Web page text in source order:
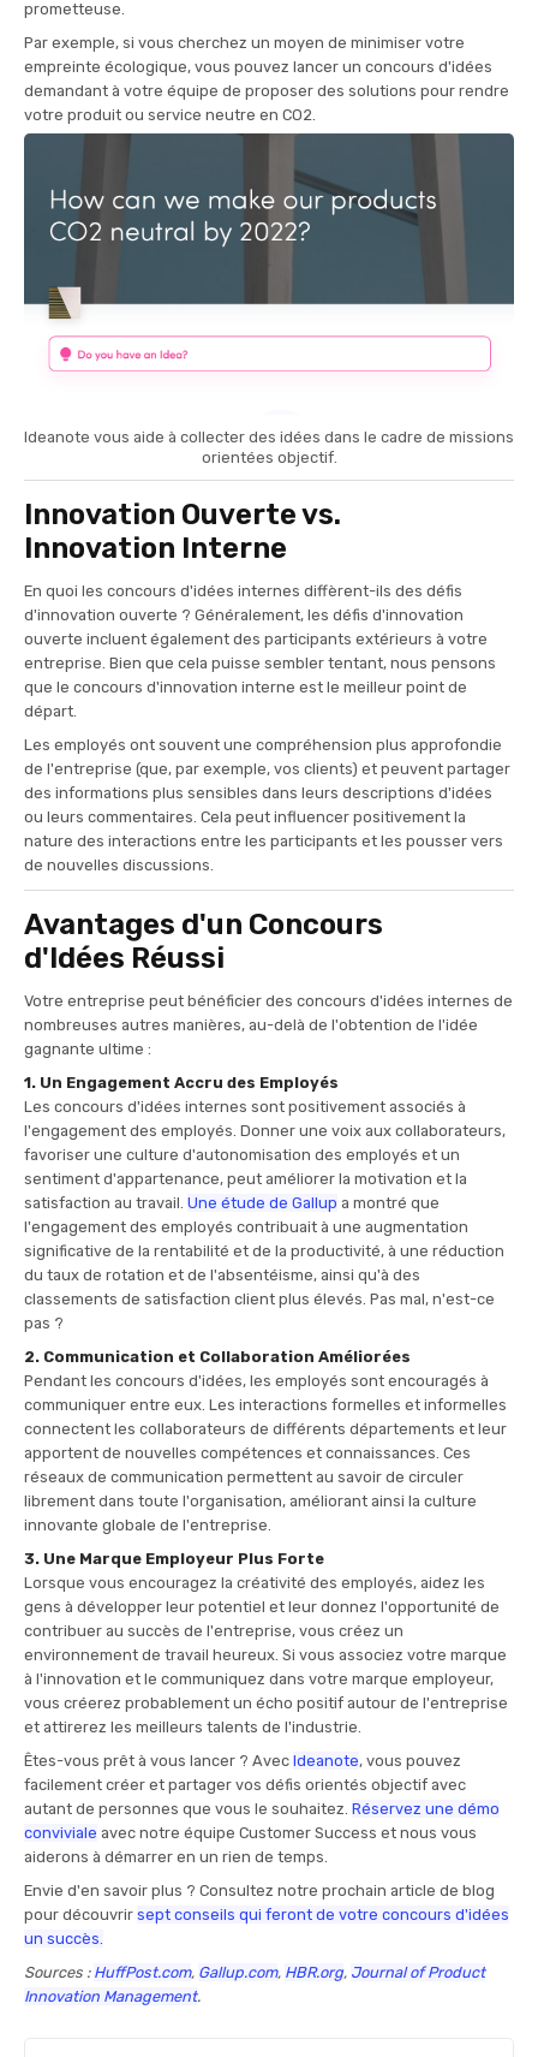
prometteuse.
Par exemple, si vous cherchez un moyen de minimiser votre
empreinte écologique, vous pouvez lancer un concours d'idées
demandant à votre équipe de proposer des solutions pour rendre
votre produit ou service neutre en CO2.
Ideanote vous aide à collecter des idées dans le cadre de missions
orientées objectif.
Innovation Ouverte vs.
Innovation Interne
En quoi les concours d'idées internes diffèrent-ils des défis
d'innovation ouverte ? Généralement, les défis d'innovation
ouverte incluent également des participants extérieurs à votre
entreprise. Bien que cela puisse sembler tentant, nous pensons
que le concours d'innovation interne est le meilleur point de
départ.
Les employés ont souvent une compréhension plus approfondie
de l'entreprise (que, par exemple, vos clients) et peuvent partager
des informations plus sensibles dans leurs descriptions d'idées
ou leurs commentaires. Cela peut influencer positivement la
nature des interactions entre les participants et les pousser vers
de nouvelles discussions.
Avantages d'un Concours
d'Idées Réussi
Votre entreprise peut bénéficier des concours d'idées internes de
nombreuses autres manières, au-delà de l'obtention de l'idée
gagnante ultime :
1. Un Engagement Accru des Employés
Les concours d'idées internes sont positivement associés à
l'engagement des employés. Donner une voix aux collaborateurs,
favoriser une culture d'autonomisation des employés et un
sentiment d'appartenance, peut améliorer la motivation et la
satisfaction au travail. Une étude de Gallup a montré que
l'engagement des employés contribuait à une augmentation
significative de la rentabilité et de la productivité, à une réduction
du taux de rotation et de l'absentéisme, ainsi qu'à des
classements de satisfaction client plus élevés. Pas mal, n'est-ce
pas ?
2. Communication et Collaboration Améliorées
Pendant les concours d'idées, les employés sont encouragés à
communiquer entre eux. Les interactions formelles et informelles
connectent les collaborateurs de différents départements et leur
apportent de nouvelles compétences et connaissances. Ces
réseaux de communication permettent au savoir de circuler
librement dans toute l'organisation, améliorant ainsi la culture
innovante globale de l'entreprise.
3. Une Marque Employeur Plus Forte
Lorsque vous encouragez la créativité des employés, aidez les
gens à développer leur potentiel et leur donnez l'opportunité de
contribuer au succès de l'entreprise, vous créez un
environnement de travail heureux. Si vous associez votre marque
à l'innovation et le communiquez dans votre marque employeur,
vous créerez probablement un écho positif autour de l'entreprise
et attirerez les meilleurs talents de l'industrie.
Êtes-vous prêt à vous lancer ? Avec Ideanote, vous pouvez
facilement créer et partager vos défis orientés objectif avec
autant de personnes que vous le souhaitez. Réservez une démo
conviviale avec notre équipe Customer Success et nous vous
aiderons à démarrer en un rien de temps.
Envie d'en savoir plus ? Consultez notre prochain article de blog
pour découvrir sept conseils qui feront de votre concours d'idées
un succès.
Sources : HuffPost.com, Gallup.com, HBR.org, Journal of Product
Innovation Management.